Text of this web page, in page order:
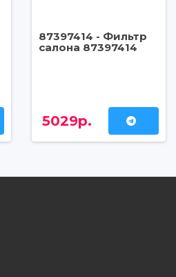
87397414 - Фильтр
салона 87397414
5029р.